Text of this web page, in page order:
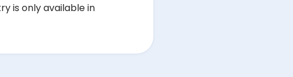
is only available in